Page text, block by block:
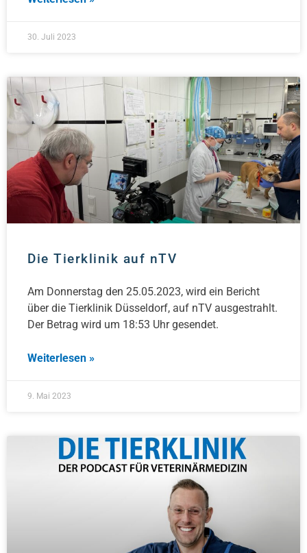
30. Juli 2023
Die Tierklinik auf nTV
Am Donnerstag den 25.05.2023, wird ein Bericht
über die Tierklinik Düsseldorf, auf nTV ausgestrahlt.
Der Betrag wird um 18:53 Uhr gesendet.
Weiterlesen »
9. Mai 2023